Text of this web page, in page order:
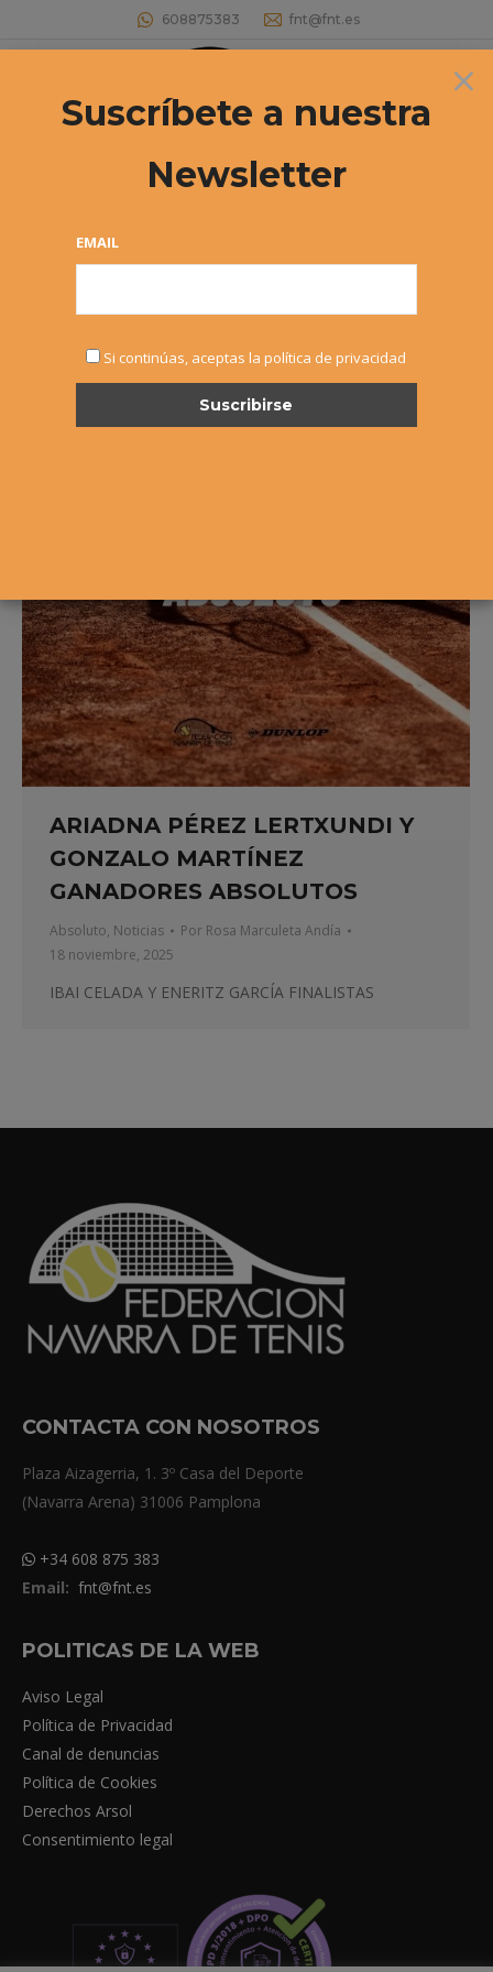
608875383 fnt@fnt.es
Buscar:
Archivos diarios: 18 noviembre, 2025
ARIADNA PÉREZ LERTXUNDI Y
GONZALO MARTÍNEZ
GANADORES ABSOLUTOS
Absoluto, Noticias Por Rosa Marculeta Andía
18 noviembre, 2025
IBAI CELADA Y ENERITZ GARCÍA FINALISTAS
CONTACTA CON NOSOTROS
Plaza Aizagerria, 1. 3º Casa del Deporte
(Navarra Arena) 31006 Pamplona
+34 608 875 383
Email: fnt@fnt.es
POLITICAS DE LA WEB
Aviso Legal
Política de Privacidad
Canal de denuncias
Política de Cookies
Derechos Arsol
Consentimiento legal
×
Suscríbete a nuestra
Newsletter
EMAIL
Si continúas, aceptas la política de privacidad